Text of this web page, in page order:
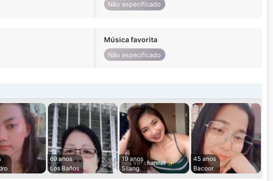
Não especificado
Música favorita
Não especificado
69 anos
Los Baños
19 anos
Silang
45 anos
Bacoor